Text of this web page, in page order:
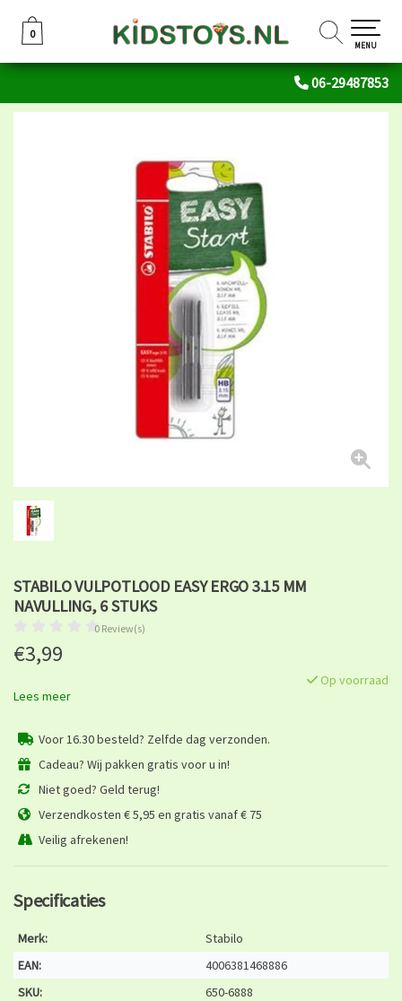
06-29487853
0
0
MENU
STABILO VULPOTLOOD EASY ERGO 3.15 MM
NAVULLING, 6 STUKS
0 Review(s)
€3,99
Op voorraad
Lees meer
Voor 16.30 besteld? Zelfde dag verzonden.
Cadeau? Wij pakken gratis voor u in!
Niet goed? Geld terug!
Verzendkosten € 5,95 en gratis vanaf € 75
Veilig afrekenen!
Specificaties
Merk:
Stabilo
EAN:
4006381468886
SKU:
650-6888